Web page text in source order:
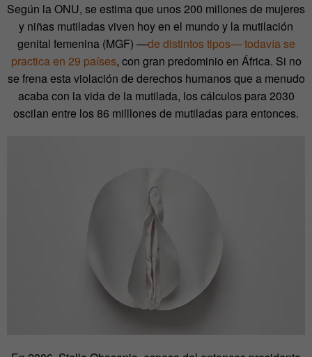
Según la ONU, se estima que unos 200 millones de mujeres
y niñas mutiladas viven hoy en el mundo y la mutilación
genital femenina (MGF) —de distintos tipos—todavía se
practica en 29 países, con gran predominio en África. Si no
se frena esta violación de derechos humanos que a menudo
acaba con la vida de la mutilada, los cálculos para 2030
oscilan entre los 86 milllones de mutiladas para entonces.